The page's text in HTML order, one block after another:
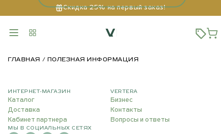
Скидка 25% на первый заказ!
ГЛАВНАЯ ПОЛЕЗНАЯ ИНФОРМАЦИЯ
ИНТЕРНЕТ-МАГАЗИН
Каталог
Доставка
Кабинет партнера
VERTERA
Бизнес
Контакты
Вопросы и ответы
МЫ В СОЦИАЛЬНЫХ СЕТЯХ